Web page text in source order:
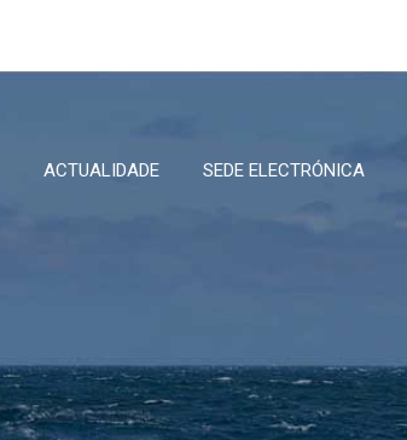
ACTUALIDADE SEDE ELECTRÓNICA